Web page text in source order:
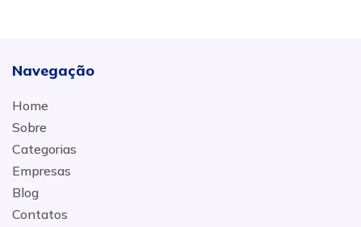
Navegação
Home
Sobre
Categorias
Empresas
Blog
Contatos